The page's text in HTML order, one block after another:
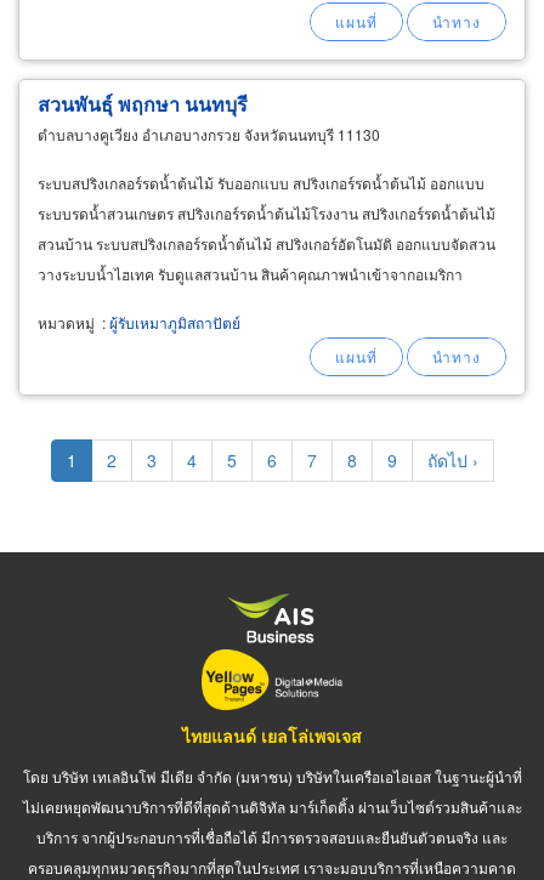
สวนพันธุ์ พฤกษา นนทบุรี
ตำบลบางคูเวียง อำเภอบางกรวย จังหวัดนนทบุรี 11130
ระบบสปริงเกลอร์รดน้ำต้นไม้ รับออกแบบ สปริงเกอร์รดน้ำต้นไม้ ออกแบบ
ระบบรดน้ำสวนเกษตร สปริงเกอร์รดน้ำต้นไม้โรงงาน สปริงเกอร์รดน้ำต้นไม้
สวนบ้าน ระบบสปริงเกลอร์รดน้ำต้นไม้ สปริงเกอร์อัตโนมัติ ออกแบบจัดสวน
วางระบบน้ำไฮเทค รับดูแลสวนบ้าน สินค้าคุณภาพนำเข้าจากอเมริกา
หมวดหมู่ :ผู้รับเหมาภูมิสถาปัตย์
Pagination
Current
page
1 Page
2 Page
3 Page
4 Page
5 Page
6 Page
7 Page
8 Page
9
Next
page
ถัดไป ›
ไทยแลนด์ เยลโล่เพจเจส
โดย บริษัท เทเลอินโฟ มีเดีย จำกัด (มหาชน) บริษัทในเครือเอไอเอส ในฐานะผู้นำที่
ไม่เคยหยุดพัฒนาบริการที่ดีที่สุดด้านดิจิทัล มาร์เก็ตติ้ง ผ่านเว็บไซต์รวมสินค้าและ
บริการ จากผู้ประกอบการที่เชื่อถือได้ มีการตรวจสอบและยืนยันตัวตนจริง และ
ครอบคลุมทุกหมวดธุรกิจมากที่สุดในประเทศ เราจะมอบบริการที่เหนือความคาด